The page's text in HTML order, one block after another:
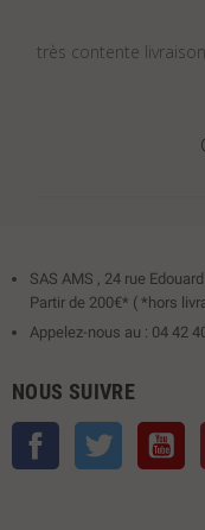
très contente
SAS AMS , 24 rue
Partir de 200€* ( *hors
Appelez-nous au : 04 42
NOUS SUIVRE
Facebook Twitter